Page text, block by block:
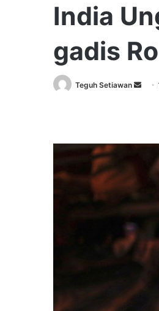
India
gadis
Teguh Setiawan
Send